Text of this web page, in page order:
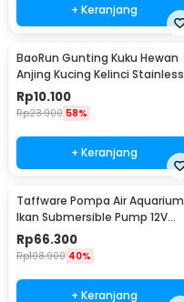
+ Keranjang
BaoRun Gunting Kuku Hewan
Anjing Kucing Kelinci Stainless
Steel - 5X
Rp10.100
Rp23.900 58%
+ Keranjang
Taffware Pompa Air Aquarium
Ikan Submersible Pump 12V
22W - 12V5M
Rp66.300
Rp108.900 40%
+ Keranjang